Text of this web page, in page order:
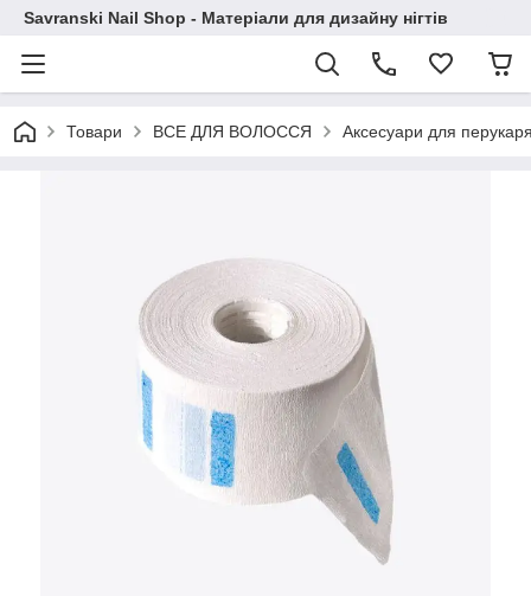
Savranski Nail Shop - Матеріали для дизайну нігтів
Товари ВСЕ ДЛЯ ВОЛОССЯ Аксесуари для